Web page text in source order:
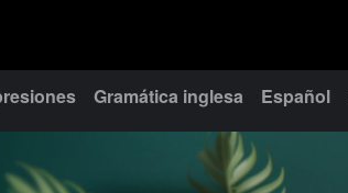
Gramática inglesa Español